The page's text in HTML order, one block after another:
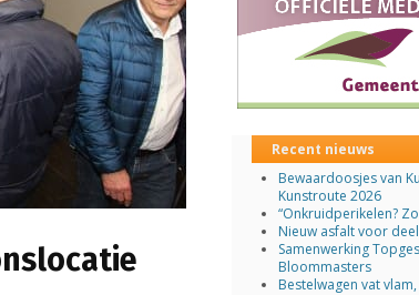
Recent nieuws
Bewaardoosjes van
Kunstroute 2026
“Onkruidperikelen?
Nieuw asfalt voor
Samenwerking
Bloommasters
Bestelwagen vat